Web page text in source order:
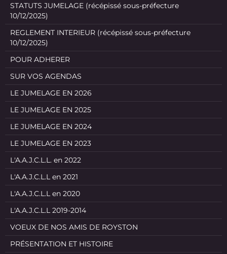
STATUTS JUMELAGE (récépissé sous-préfecture
10/12/2025)
REGLEMENT INTERIEUR (récépissé sous-préfecture
10/12/2025)
POUR ADHERER
SUR VOS AGENDAS
LE JUMELAGE EN 2026
LE JUMELAGE EN 2025
LE JUMELAGE EN 2024
LE JUMELAGE EN 2023
L'A.A.J.C.L.L. en 2022
L'A.A.J.C.L.L en 2021
L'A.A.J.C.L.L en 2020
L'A.A.J.C.L.L 2019-2014
VOEUX DE NOS AMIS DE ROYSTON
PRÉSENTATION ET HISTOIRE